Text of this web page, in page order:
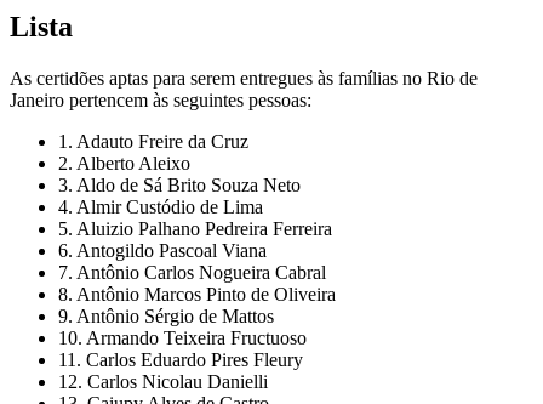
Lista
As certidões aptas para serem entregues às famílias no Rio de
Janeiro pertencem às seguintes pessoas:
1. Adauto Freire da Cruz
2. Alberto Aleixo
3. Aldo de Sá Brito Souza Neto
4. Almir Custódio de Lima
5. Aluizio Palhano Pedreira Ferreira
6. Antogildo Pascoal Viana
7. Antônio Carlos Nogueira Cabral
8. Antônio Marcos Pinto de Oliveira
9. Antônio Sérgio de Mattos
10. Armando Teixeira Fructuoso
11. Carlos Eduardo Pires Fleury
12. Carlos Nicolau Danielli